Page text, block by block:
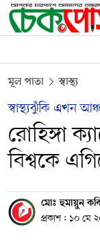
মূল পাতা স্বাস্থ্য
স্বাস্থ্যঝুঁকি এখন
রোহিঙ্গা
বিশ্বকে
মোঃ হুমায়ুন
প্রকাশ : ১০ মে